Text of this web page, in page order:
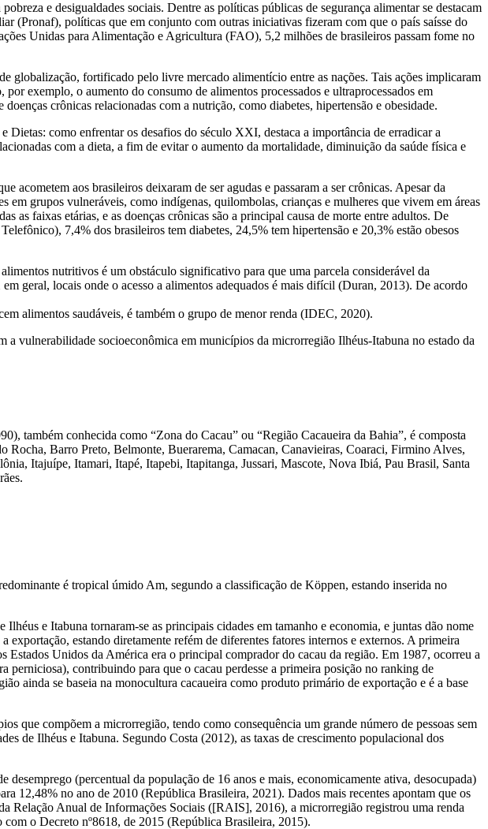
e desigualdades sociais. Dentre as políticas públicas de segurança alimentar se destacam
(Pronaf), políticas que em conjunto com outras iniciativas fizeram com que o país saísse do
Unidas para Alimentação e Agricultura (FAO), 5,2 milhões de brasileiros passam fome no
globalização, fortificado pelo livre mercado alimentício entre as nações. Tais ações implicaram
exemplo, o aumento do consumo de alimentos processados e ultraprocessados em
crônicas relacionadas com a nutrição, como diabetes, hipertensão e obesidade.
e Dietas: como enfrentar os desafios do século XXI, destaca a importância de erradicar a
com a dieta, a fim de evitar o aumento da mortalidade, diminuição da saúde física e
aos brasileiros deixaram de ser agudas e passaram a ser crônicas. Apesar da
em grupos vulneráveis, como indígenas, quilombolas, crianças e mulheres que vivem em áreas
as faixas etárias, e as doenças crônicas são a principal causa de morte entre adultos. De
7,4% dos brasileiros tem diabetes, 24,5% tem hipertensão e 20,3% estão obesos
nutritivos é um obstáculo significativo para que uma parcela considerável da
geral, locais onde o acesso a alimentos adequados é mais difícil (Duran, 2013). De acordo
alimentos saudáveis, é também o grupo de menor renda (IDEC, 2020).
vulnerabilidade socioeconômica em municípios da microrregião Ilhéus-Itabuna no estado da
também conhecida como “Zona do Cacau” ou “Região Cacaueira da Bahia”, é composta
Barro Preto, Belmonte, Buerarema, Camacan, Canavieiras, Coaraci, Firmino Alves,
Itajuípe, Itamari, Itapé, Itapebi, Itapitanga, Jussari, Mascote, Nova Ibiá, Pau Brasil, Santa
é tropical úmido Am, segundo a classificação de Köppen, estando inserida no
e Itabuna tornaram-se as principais cidades em tamanho e economia, e juntas dão nome
estando diretamente refém de diferentes fatores internos e externos. A primeira
Unidos da América era o principal comprador do cacau da região. Em 1987, ocorreu a
perniciosa), contribuindo para que o cacau perdesse a primeira posição no ranking de
ainda se baseia na monocultura cacaueira como produto primário de exportação e é a base
que compõem a microrregião, tendo como consequência um grande número de pessoas sem
de Ilhéus e Itabuna. Segundo Costa (2012), as taxas de crescimento populacional dos
(percentual da população de 16 anos e mais, economicamente ativa, desocupada)
12,48% no ano de 2010 (República Brasileira, 2021). Dados mais recentes apontam que os
Relação Anual de Informações Sociais ([RAIS], 2016), a microrregião registrou uma renda
o Decreto nº8618, de 2015 (República Brasileira, 2015).